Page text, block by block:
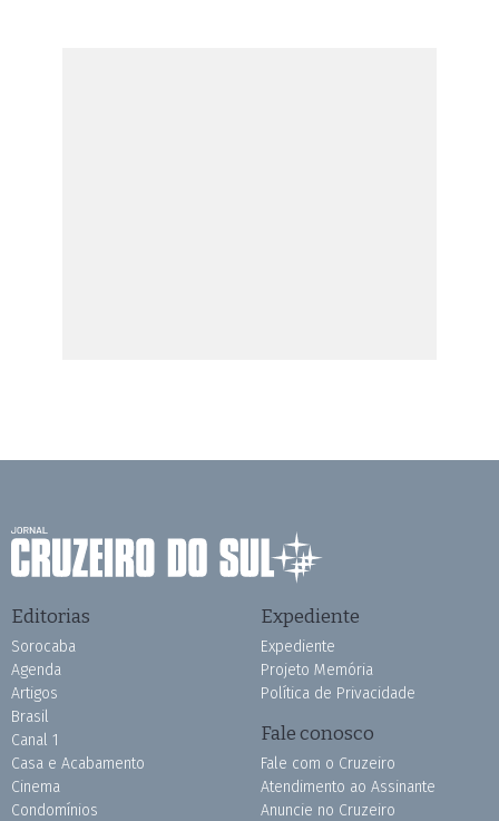
Editorias
Sorocaba
Agenda
Artigos
Brasil
Canal 1
Casa e Acabamento
Cinema
Condomínios
Expediente
Expediente
Projeto Memória
Política de Privacidade
Fale conosco
Fale com o Cruzeiro
Atendimento ao Assinante
Anuncie no Cruzeiro